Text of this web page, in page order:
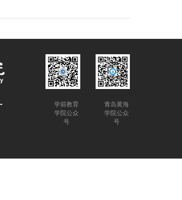
学前教育
学院公众
号
青岛黄海
学院公众
号